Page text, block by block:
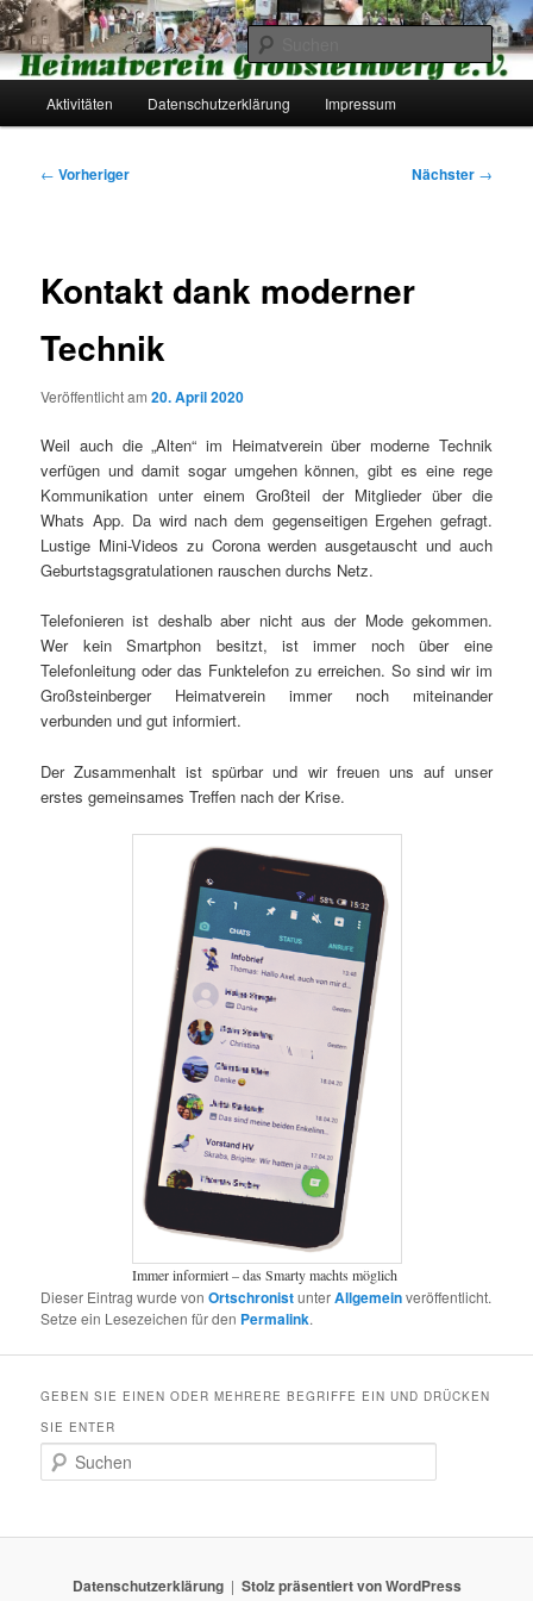
Zum
primären
Inhalt
springenHeimatverein Großsteinberg e.V.
Aktivitäten Datenschutzerklärung Impressum
Beitragsnavigation
← Vorheriger Nächster →
Kontakt dank moderner
Technik
Veröffentlicht am20. April 2020
Weil auch die „Alten“ im Heimatverein über moderne Technik
verfügen und damit sogar umgehen können, gibt es eine rege
Kommunikation unter einem Großteil der Mitglieder über die
Whats App. Da wird nach dem gegenseitigen Ergehen gefragt.
Lustige Mini-Videos zu Corona werden ausgetauscht und auch
Geburtstagsgratulationen rauschen durchs Netz.
Telefonieren ist deshalb aber nicht aus der Mode gekommen.
Wer kein Smartphon besitzt, ist immer noch über eine
Telefonleitung oder das Funktelefon zu erreichen. So sind wir im
Großsteinberger Heimatverein immer noch miteinander
verbunden und gut informiert.
Der Zusammenhalt ist spürbar und wir freuen uns auf unser
erstes gemeinsames Treffen nach der Krise.
Immer informiert – das Smarty machts möglich
Dieser Eintrag wurde vonOrtschronistunterAllgemeinveröffentlicht.
Setze ein Lesezeichen für den Permalink.
GEBEN SIE EINEN ODER MEHRERE BEGRIFFE EIN UND DRÜCKEN
SIE ENTER
u
e
Datenschutzerklärung Stolz präsentiert von WordPress